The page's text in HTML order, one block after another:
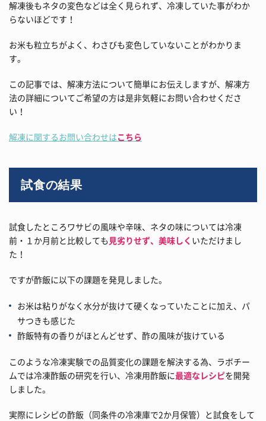
解凍後もネタの変色などは全く見られず、冷凍していた事がわか
らないほどです！
お米も粒立ちがよく、わさびも変色していないことがわかりま
す。
この記事では、解凍方法について簡単にお伝えしますが、解凍方
法の詳細についてご希望の方は是非気軽にお問い合わせくださ
い！
解凍に関するお問い合わせはこちら
試食の結果
試食したところワサビの風味や辛味、ネタの味については冷凍
前・１か月前と比較しても 見劣りせず、美味しく いただけまし
た！
ですが酢飯に以下の課題を発見しました。
お米は粘りがなく水分が抜けて硬くなっていたことに加え、パ
サつきも感じた
酢飯特有の香りがほとんどせず、酢の風味が抜けている
このような冷凍実験での品質変化の課題を解決する為、ラボチー
ムでは冷凍酢飯の研究を行い、冷凍用酢飯に最適なレシピを開発
しました。
実際にレシピの酢飯（同条件の冷凍庫で2か月保管）と試食をして